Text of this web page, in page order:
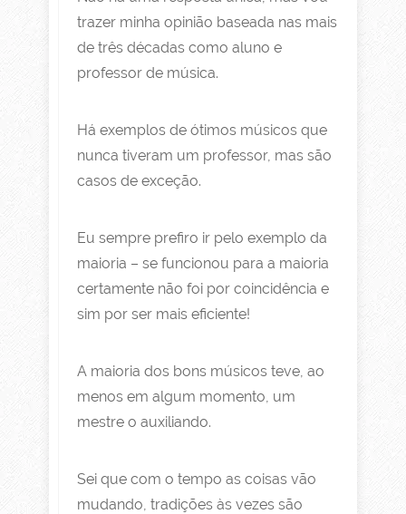
trazer minha opinião baseada nas mais
de três décadas como aluno e
professor de música.
Há exemplos de ótimos músicos que
nunca tiveram um professor, mas são
casos de exceção.
Eu sempre prefiro ir pelo exemplo da
maioria – se funcionou para a maioria
certamente não foi por coincidência e
sim por ser mais eficiente!
A maioria dos bons músicos teve, ao
menos em algum momento, um
mestre o auxiliando.
Sei que com o tempo as coisas vão
mudando, tradições às vezes são